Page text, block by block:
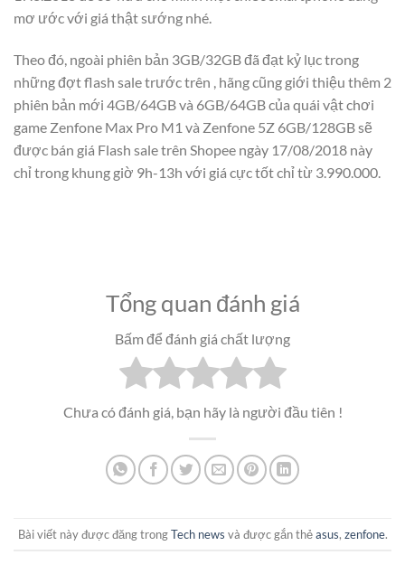
mơ ước với giá thật sướng nhé.
Theo đó, ngoài phiên bản 3GB/32GB đã đạt kỷ lục trong
những đợt flash sale trước trên , hãng cũng giới thiệu thêm 2
phiên bản mới 4GB/64GB và 6GB/64GB của quái vật chơi
game Zenfone Max Pro M1 và Zenfone 5Z 6GB/128GB sẽ
được bán giá Flash sale trên Shopee ngày 17/08/2018 này
chỉ trong khung giờ 9h-13h với giá cực tốt chỉ từ 3.990.000.
Tổng quan đánh giá
Bấm để đánh giá chất lượng
Chưa có đánh giá, bạn hãy là người đầu tiên !
Bài viết này được đăng trongTech news và được gắn thẻasus, zenfone.